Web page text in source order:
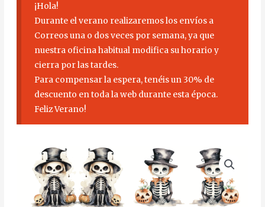
¡Hola!
Durante el verano realizaremos los envíos a
Correos una o dos veces por semana, ya que
nuestra oficina habitual modifica su horario y
cierra por las tardes.
Para compensar la espera, tenéis un 30% de
descuento en toda la web durante esta época.
Feliz Verano!
Transferencia
Soluble